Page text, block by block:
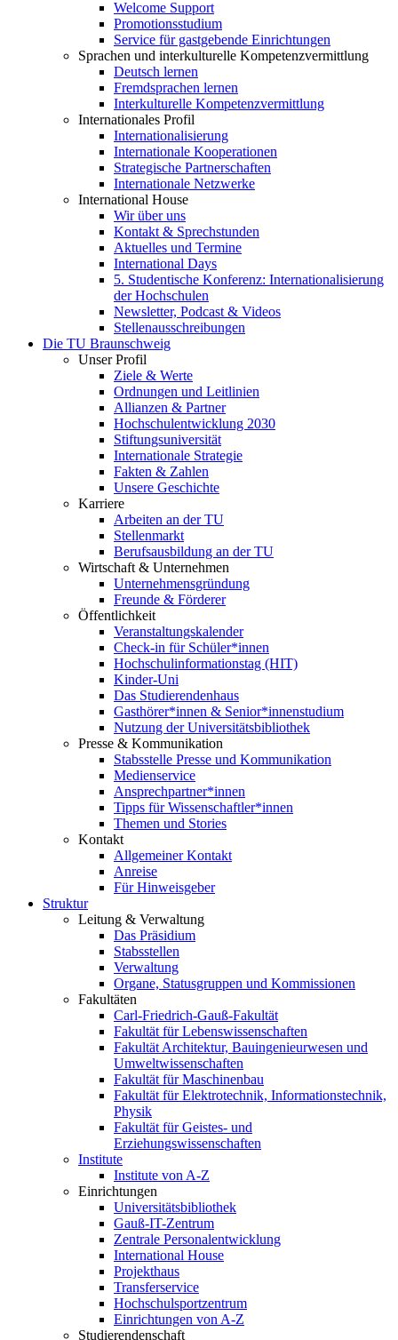
Welcome Support
Promotionsstudium
Service für gastgebende Einrichtungen
Sprachen und interkulturelle Kompetenzvermittlung
Deutsch lernen
Fremdsprachen lernen
Interkulturelle Kompetenzvermittlung
Internationales Profil
Internationalisierung
Internationale Kooperationen
Strategische Partnerschaften
Internationale Netzwerke
International House
Wir über uns
Kontakt & Sprechstunden
Aktuelles und Termine
International Days
5. Studentische Konferenz: Internationalisierung
der Hochschulen
Newsletter, Podcast & Videos
Stellenausschreibungen
Die TU Braunschweig
Unser Profil
Ziele & Werte
Ordnungen und Leitlinien
Allianzen & Partner
Hochschulentwicklung 2030
Stiftungsuniversität
Internationale Strategie
Fakten & Zahlen
Unsere Geschichte
Karriere
Arbeiten an der TU
Stellenmarkt
Berufsausbildung an der TU
Wirtschaft & Unternehmen
Unternehmensgründung
Freunde & Förderer
Öffentlichkeit
Veranstaltungskalender
Check-in für Schüler*innen
Hochschulinformationstag (HIT)
Kinder-Uni
Das Studierendenhaus
Gasthörer*innen & Senior*innenstudium
Nutzung der Universitätsbibliothek
Presse & Kommunikation
Stabsstelle Presse und Kommunikation
Medienservice
Ansprechpartner*innen
Tipps für Wissenschaftler*innen
Themen und Stories
Kontakt
Allgemeiner Kontakt
Anreise
Für Hinweisgeber
Struktur
Leitung & Verwaltung
Das Präsidium
Stabsstellen
Verwaltung
Organe, Statusgruppen und Kommissionen
Fakultäten
Carl-Friedrich-Gauß-Fakultät
Fakultät für Lebenswissenschaften
Fakultät Architektur, Bauingenieurwesen und
Umweltwissenschaften
Fakultät für Maschinenbau
Fakultät für Elektrotechnik, Informationstechnik,
Physik
Fakultät für Geistes- und
Erziehungswissenschaften
Institute
Institute von A-Z
Einrichtungen
Universitätsbibliothek
Gauß-IT-Zentrum
Zentrale Personalentwicklung
International House
Projekthaus
Transferservice
Hochschulsportzentrum
Einrichtungen von A-Z
Studierendenschaft